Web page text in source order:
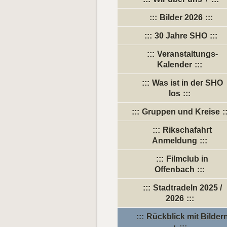
Bilder 2026
30 Jahre SHO
Veranstaltungs-
Kalender
Was ist in der SHO
los
Gruppen und Kreise
Rikschafahrt
Anmeldung
Filmclub in
Offenbach
Stadtradeln 2025 /
2026
Rückblick mit